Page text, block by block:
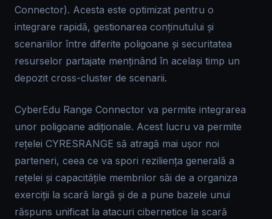
Connector). Acesta este optimizat pentru o
integrare rapidă, gestionarea conținutului și
scenariilor între diferite poligoane și securitatea
resurselor partajate menținând în același timp un
depozit cross-cluster de scenarii.
CyberEdu Range Connector va permite integrarea
unor poligoane adiționale. Acest lucru va permite
rețelei CYRESRANGE să atragă mai ușor noi
parteneri, ceea ce va spori reziliența generală a
rețelei și capacitățile membrilor săi de a organiza
exerciții la scară largă și de a pune bazele unui
răspuns unificat la atacuri cibernetice la scară